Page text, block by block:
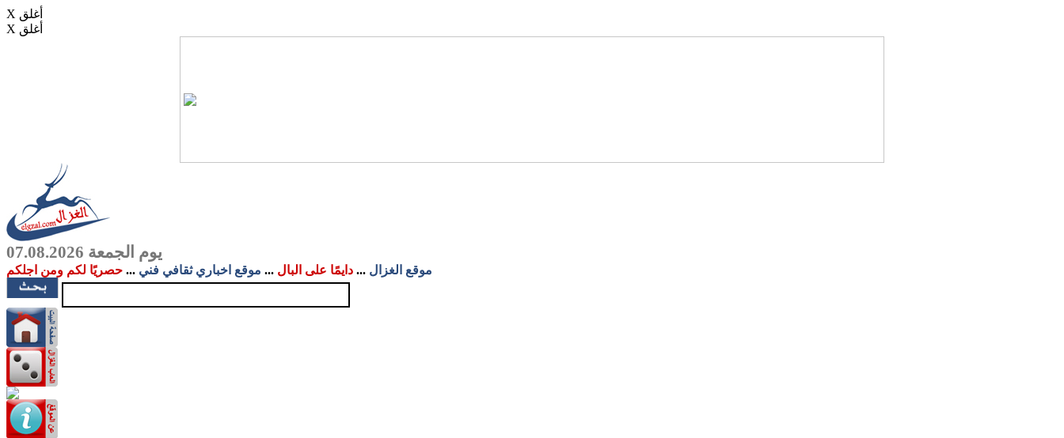
X أغلق
X أغلق
يوم الجمعة 07.08.2026
موقع الغزال ... دايمًا على البال ... موقع اخباري ثقافي فني ... حصريًا لكم ومن اجلكم